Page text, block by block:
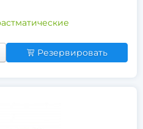
Резервировать